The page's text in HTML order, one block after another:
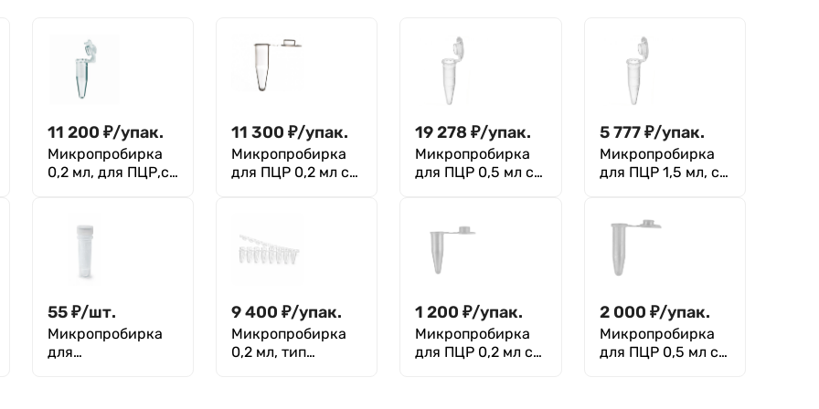
11 200 ₽/упак.
Микропробирка
0,2 мл, для ПЦР,с
Aptaca, уп. 1000
11 300 ₽/упак.
Микропробирка
для ПЦР 0,2 мл с
19 278 ₽/упак.
Микропробирка
для ПЦР 0,5 мл с
Aptaca
5 777₽/упак.
Микропробирка
для ПЦР 1,5 мл, с
1000 шт)
55₽/шт.
Микропробирка
для
9 400 ₽/упак.
Микропробирка
0,2 мл, тип
1 200 ₽/упак.
Микропробирка
для ПЦР 0,2 мл с
2 000 ₽/упак.
Микропробирка
для ПЦР 0,5 мл с